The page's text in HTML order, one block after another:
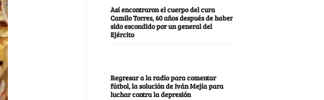
Así encontraron el cuerpo del cura
Camilo Torres, 60 años después de haber
sido escondido por un general del
Ejército
Regresar a la radio para comentar
fútbol, la solución de Iván Mejía para
luchar contra la depresión